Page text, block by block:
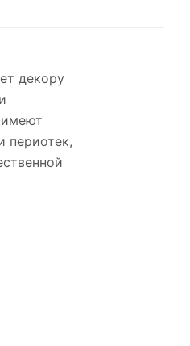
декору
периотек,